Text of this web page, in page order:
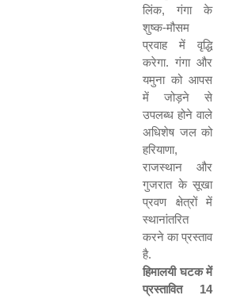
लिंक, गंगा के
शुष्क-मौसम
प्रवाह में वृद्धि
करेगा. गंगा और
यमुना को आपस
में जोड़ने से
उपलब्ध होने वाले
अधिशेष जल को
हरियाणा,
राजस्थान और
गुजरात के सूखा
प्रवण क्षेत्रों में
स्थानांतरित
करने का प्रस्ताव
है.
हिमालयी घटक में
प्रस्तावित 14